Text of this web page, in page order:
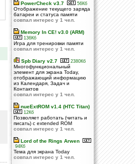
PowerCheck v3.7 56Кб
Отображение текущего заряда
батареи и статуса памяти
совпал интерес у 1 чел.
Memory In CE! v3.0 (ARM)
136Кб
Игра для тренировки памяти
совпал интерес у 1 чел.
Spb Diary v2.7 2380Кб
Многофункциональный
элемент для экрана Today,
отображающий информацию
из Календаря, Задач и
Контактов
совпал интерес у 1 чел.
nueExtROM v1.4 (HTC Titan)
12Кб
Позволяет работать (читать и
писать) с extended ROM
совпал интерес у 1 чел.
Lord of the Rings Arwen
94Кб
Тема для экрана Today
совпал интерес у 1 чел.